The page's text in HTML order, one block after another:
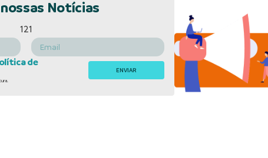
Notícias
121
de